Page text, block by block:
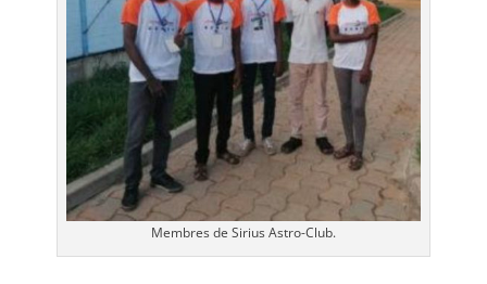
Membres de Sirius Astro-Club.